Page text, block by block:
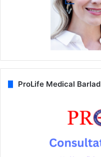
ProLife Medical Barlad